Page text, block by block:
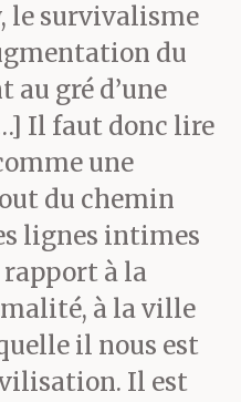
épaules
de
les
ton front.
le survivalisme
du
au gré d’une
Il faut donc lire
une
du chemin
lignes intimes
à la
à la ville
il nous est
Il est